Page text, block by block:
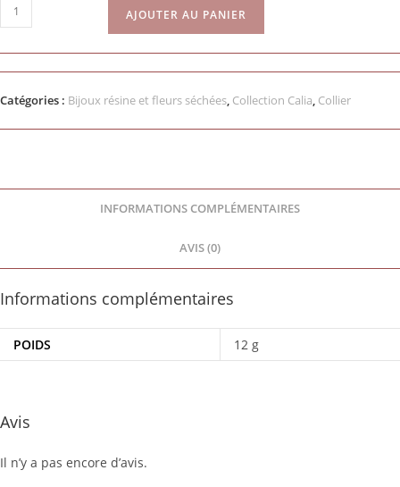
AJOUTER AU PANIER
Catégories : Bijoux résine et fleurs séchées, Collection Calia, Collier
INFORMATIONS COMPLÉMENTAIRES
AVIS (0)
Informations complémentaires
POIDS 12 g
Avis
Il n’y a pas encore d’avis.